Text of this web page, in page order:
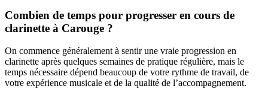
Combien de temps pour progresser en cours de
clarinette à Carouge ?
On commence généralement à sentir une vraie progression en
clarinette après quelques semaines de pratique régulière, mais le
temps nécessaire dépend beaucoup de votre rythme de travail, de
votre expérience musicale et de la qualité de l’accompagnement.